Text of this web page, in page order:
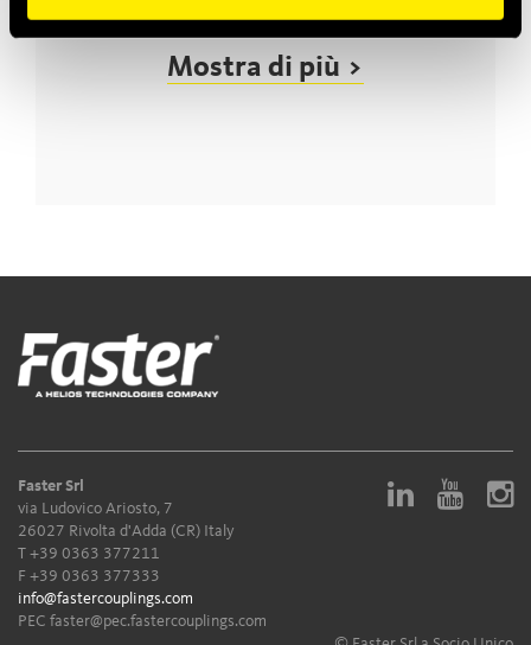
Mostra di più >
Faster Srl
via Ludovico Ariosto, 7
26027 Rivolta d'Adda (CR) Italy
T +39 0363 377211
F +39 0363 377333
info@fastercouplings.com
PEC faster@pec.fastercouplings.com